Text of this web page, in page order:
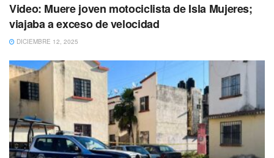
eficiente de rendir ante la Auditoría Superior del Estado los
informes correspondientes para que el órgano fiscalizador
esté en aptitud de conocer el grado de cumplimiento de los
objetivos, metas y satisfacción de necesidades de Isla
Mujeres.
Video: Muere joven motociclista de Isla Mujeres;
viajaba a exceso de velocidad
DICIEMBRE 12, 2025